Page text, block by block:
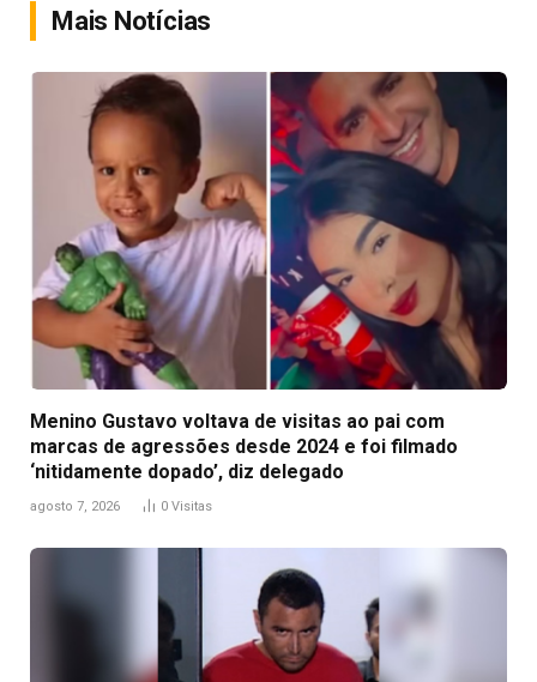
Mais Notícias
Menino Gustavo voltava de visitas ao pai com
marcas de agressões desde 2024 e foi filmado
‘nitidamente dopado’, diz delegado
agosto 7, 2026 0 Visitas